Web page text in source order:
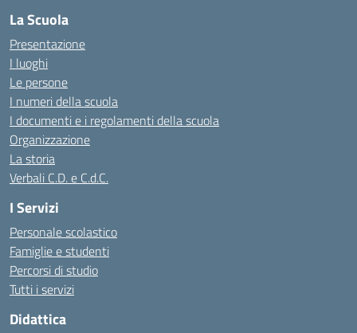
La Scuola
Presentazione
I luoghi
Le persone
I numeri della scuola
I documenti e i regolamenti della scuola
Organizzazione
La storia
Verbali C.D. e C.d.C.
I Servizi
Personale scolastico
Famiglie e studenti
Percorsi di studio
Tutti i servizi
Didattica